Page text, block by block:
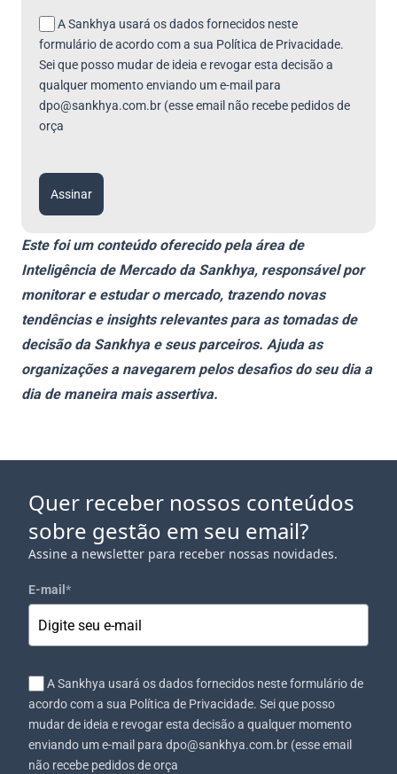
A Sankhya usará os dados fornecidos neste
formulário de acordo com a sua Política de Privacidade.
Sei que posso mudar de ideia e revogar esta decisão a
qualquer momento enviando um e-mail para
dpo@sankhya.com.br (esse email não recebe pedidos de
orça
Assinar
Este foi um conteúdo oferecido pela área de
Inteligência de Mercado da Sankhya, responsável por
monitorar e estudar o mercado, trazendo novas
tendências e insights relevantes para as tomadas de
decisão da Sankhya e seus parceiros. Ajuda as
organizações a navegarem pelos desafios do seu dia a
dia de maneira mais assertiva.
Quer receber nossos conteúdos
sobre gestão em seu email?
Assine a newsletter para receber nossas novidades.
E-mail *
A Sankhya usará os dados fornecidos neste formulário de
acordo com a sua Política de Privacidade. Sei que posso
mudar de ideia e revogar esta decisão a qualquer momento
enviando um e-mail para dpo@sankhya.com.br (esse email
não recebe pedidos de orça